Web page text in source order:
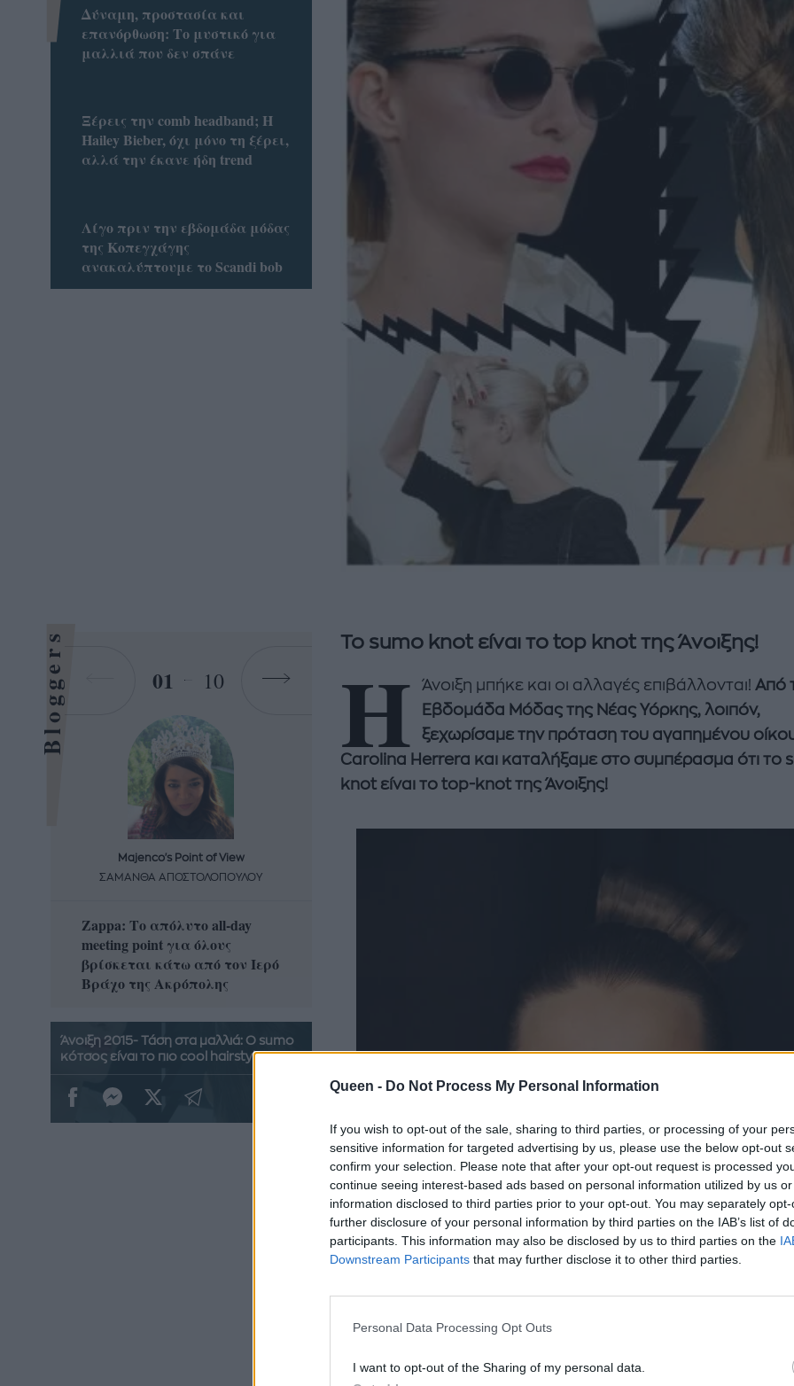
Queen - Do Not Process My Personal Information
If you wish to opt-out of the sale, sharing to third parties, or processing of your
sensitive information for targeted advertising by us, please use the below opt-out
confirm your selection. Please note that after your opt-out request is processed
continue seeing interest-based ads based on personal information utilized by us
information disclosed to third parties prior to your opt-out. You may separately
further disclosure of your personal information by third parties on the IAB’s list of
participants. This information may also be disclosed by us to third parties on the
Downstream Participants that may further disclose it to other third parties.
Personal Data Processing Opt Outs
I want to opt-out of the Sharing of my personal data.
Το sumo knot είναι το top knot της Άνοιξης!
Η Άνοιξη μπήκε και οι αλλαγές επιβάλλονται!Από
Εβδομάδα Μόδας της Νέας Υόρκης, λοιπόν,
ξεχωρίσαμε την πρόταση του αγαπημένου
Carolina Herrera και καταλήξαμε στο συμπέρασμα ότι το
knot είναι το top-knot της Άνοιξης!
Δύναμη, προστασία και
επανόρθωση: Το μυστικό για
μαλλιά που δεν σπάνε
Ξέρεις την comb headband; Η
Hailey Bieber, όχι μόνο τη ξέρει,
αλλά την έκανε ήδη trend
Λίγο πριν την εβδομάδα μόδας
της Κοπεγχάγης
ανακαλύπτουμε το Scandi bob
Bloggers 01 10
Majenco's Point of View
ΣΑΜΑΝΘΑ ΑΠΟΣΤΟΛΟΠΟΥΛΟΥ
Zappa: Το απόλυτο all-day
meeting point για όλους
βρίσκεται κάτω από τον Ιερό
Βράχο της Ακρόπολης
Nτίνα Νικολάου: «Όταν
έπαθα την πρώτη κρίση
πεθάνω»
Άνοιξη 2015- Τάση στα μαλλιά: O sumo
κότσος είναι το πιο cool hairstyle;